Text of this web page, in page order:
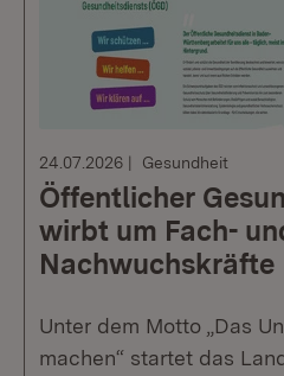
24.07.2026 Gesundheit
Öffentlicher
wirbt um Fach-
Nachwuchskräfte
Unter dem Motto „Das
machen“ startet das